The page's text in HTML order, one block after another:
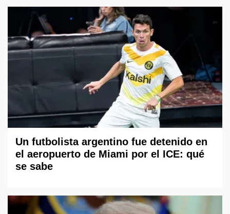
Un futbolista argentino fue detenido en
el aeropuerto de Miami por el ICE: qué
se sabe